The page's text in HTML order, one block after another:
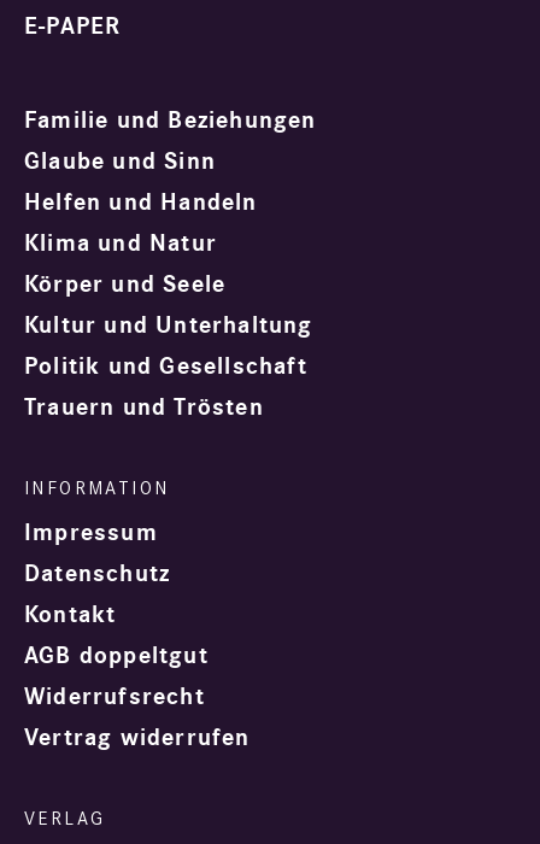
E-PAPER
Familie und Beziehungen
Glaube und Sinn
Helfen und Handeln
Klima und Natur
Körper und Seele
Kultur und Unterhaltung
Politik und Gesellschaft
Trauern und Trösten
Impressum
Datenschutz
Kontakt
AGB doppeltgut
Widerrufsrecht
Vertrag widerrufen